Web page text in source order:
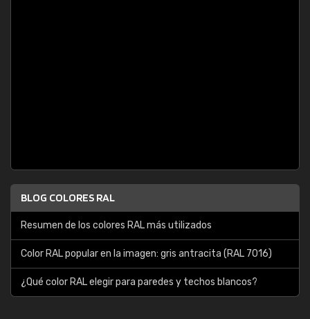
BLOG COLORES RAL
Resumen de los colores RAL más utilizados
Color RAL popular en la imagen: gris antracita (RAL 7016)
¿Qué color RAL elegir para paredes y techos blancos?